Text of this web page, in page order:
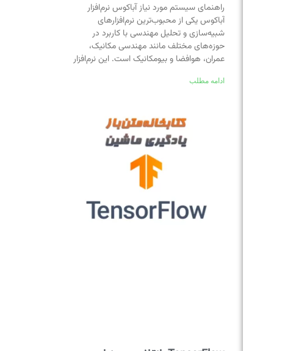
راهنمای سیستم مورد نیاز آباکوس نرم‌افزار
آباکوس یکی از محبوب‌ترین نرم‌افزارهای
شبیه‌سازی و تحلیل مهندسی با کاربرد در
حوزه‌های مختلف مانند مهندسی مکانیک،
عمران، هوافضا و بیومکانیک است. این نرم‌افزار
ادامه مطلب